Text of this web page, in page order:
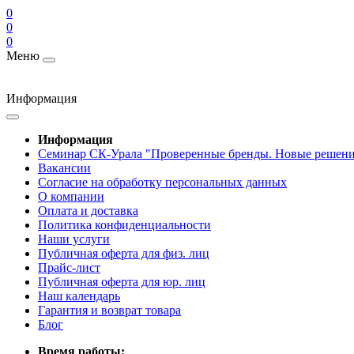
0
0
0
Меню
Информация
Информация
Cеминар СК-Урала "Проверенные бренды. Новые
Вакансии
Согласие на обработку персональных данных
О компании
Оплата и доставка
Политика конфиденциальности
Наши услуги
Публичная оферта для физ. лиц
Прайс-лист
Публичная оферта для юр. лиц
Наш календарь
Гарантия и возврат товара
Блог
Время работы: